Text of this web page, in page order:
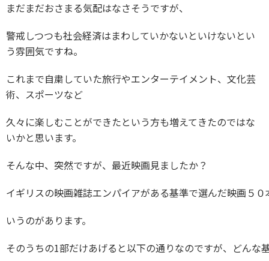
まだまだおさまる気配はなさそうですが、
警戒しつつも社会経済はまわしていかないといけないとい
う雰囲気ですね。
これまで自粛していた旅行やエンターテイメント、文化芸
術、スポーツなど
久々に楽しむことができたという方も増えてきたのではな
いかと思います。
そんな中、突然ですが、最近映画見ましたか？
イギリスの映画雑誌エンパイアがある基準で選んだ映画５
いうのがあります。
そのうちの1部だけあげると以下の通りなのですが、どんな